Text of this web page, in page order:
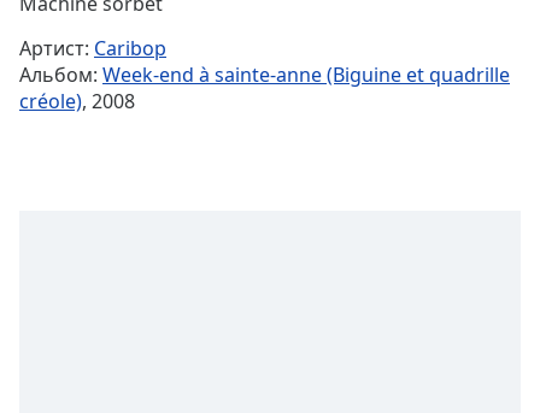
1x
Артист: Caribop
Альбом: Week-end à sainte-anne (Biguine et quadrille
créole), 2008